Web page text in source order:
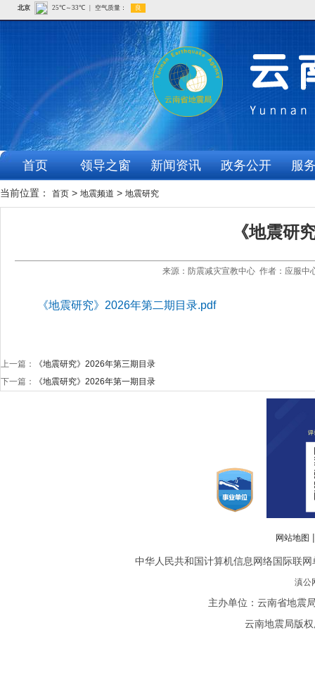
首页 领导之窗 新闻资讯 政务公开 服
当前位置： 首页 > 地震频道 > 地震研究
《地震研
来源：防震减灾宣教中心 作者：应服
《地震研究》2026年第二期目录.pdf
上一篇：
《地震研究》2026年第三期目录
下一篇：
《地震研究》2026年第一期目录
网站地图
中华人民共和国计算机信息网络国际联
滇公
主办单位：云南省地震
云南地震局版